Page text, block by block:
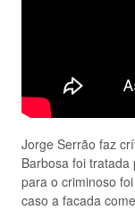
Jorge Serrão faz
Barbosa foi
para o criminoso
caso a facada